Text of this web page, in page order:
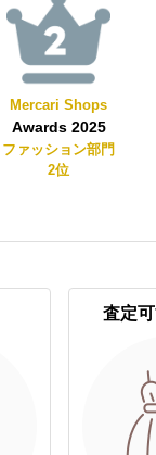
Mercari Shops
Awards 2025
ファッション部門
2位
査定